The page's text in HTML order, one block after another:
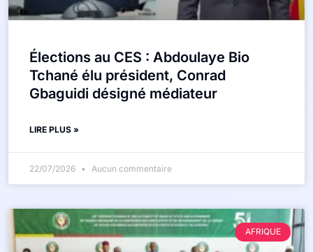
Élections au CES : Abdoulaye Bio
Tchané élu président, Conrad
Gbaguidi désigné médiateur
LIRE PLUS »
22/07/2026 Aucun commentaire
AFRIQUE